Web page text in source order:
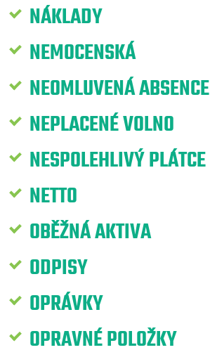
NÁKLADY
NEMOCENSKÁ
NEOMLUVENÁ ABSENCE
NEPLACENÉ VOLNO
NESPOLEHLIVÝ PLÁTCE
NETTO
OBĚŽNÁ AKTIVA
ODPISY
OPRÁVKY
OPRAVNÉ POLOŽKY